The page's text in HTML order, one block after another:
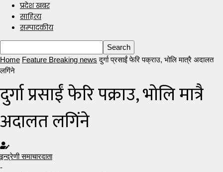
प्रदेश खबर
साहित्य
सम्पादकीय
Home Feature Breaking news दुर्गा प्रसाईं फेरि पक्राउ, भोलि मात्रै अदालत
लगिंने
दुर्गा प्रसाईं फेरि पक्राउ, भोलि मात्रै
अदालत लगिंने
इन्द्रेणी समाचारदाता
-